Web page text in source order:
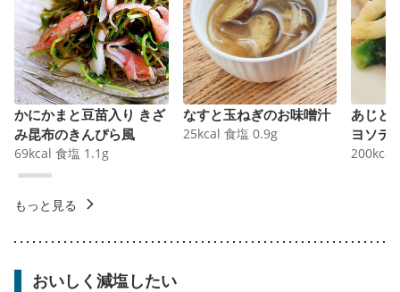
かにかまと豆苗入り きざ
み昆布のきんぴら風
69kcal 食塩 1.1 g
なすと玉ねぎのお味噌汁
25kcal 食塩 0.9g
あじと
ヨソテ
200kcal
もっと見る
おいしく減塩したい